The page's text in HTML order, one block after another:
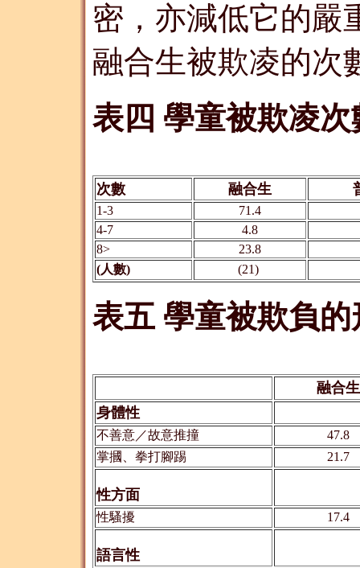
密，亦減低它的嚴
融合生被欺凌的次
表四 學童被欺凌
次數 融合生
1-3
71.4
4-7
4.8
8>
23.8
(人數)
(21)
表五 學童被欺負
融合生
身體性
不善意／故意推撞
47.8
掌摑、拳打腳踢
21.7
性方面
性騷擾 17.4
語言性